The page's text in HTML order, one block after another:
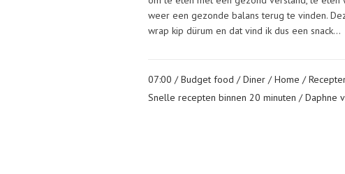
weer een gezonde balans terug te vinden.
wrap kip dürum en dat vind ik dus een snack...
07:00 /Budget food /Diner /Home /
Snelle recepten binnen 20 minuten / Daphne